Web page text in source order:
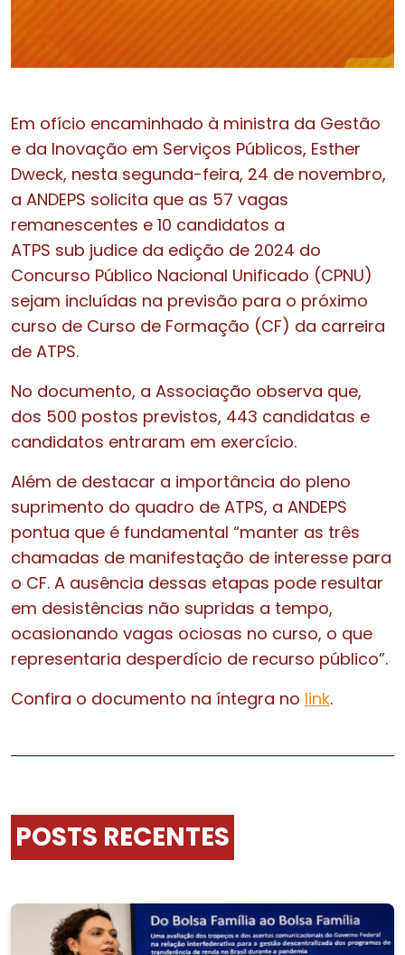
Em ofício encaminhado à ministra da Gestão
e da Inovação em Serviços Públicos, Esther
Dweck, nesta segunda-feira, 24 de novembro,
a ANDEPS solicita que as 57 vagas
remanescentes e 10 candidatos a
ATPS sub judice da edição de 2024 do
Concurso Público Nacional Unificado (CPNU)
sejam incluídas na previsão para o próximo
curso de Curso de Formação (CF) da carreira
de ATPS.
No documento, a Associação observa que,
dos 500 postos previstos, 443 candidatas e
candidatos entraram em exercício.
Além de destacar a importância do pleno
suprimento do quadro de ATPS, a ANDEPS
pontua que é fundamental “manter as três
chamadas de manifestação de interesse para
o CF. A ausência dessas etapas pode resultar
em desistências não supridas a tempo,
ocasionando vagas ociosas no curso, o que
representaria desperdício de recurso público”.
Confira o documento na íntegra no link.
POSTS RECENTES